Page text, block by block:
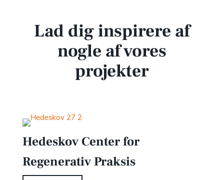
Lad dig inspirere af
nogle af vores
projekter
Hedeskov Center for
Regenerativ Praksis